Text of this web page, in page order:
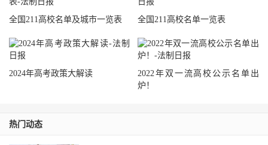
全国211高校名单及城市一览表 全国211高校名单一览表
2024年高考政策大解读
2022年双一流高校公示名单出
炉！
热门动态